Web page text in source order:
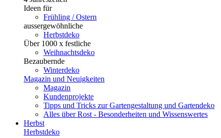
Ideen für
Frühling / Ostern
aussergewöhnliche
Herbstdeko
Über 1000 x festliche
Weihnachtsdeko
Bezaubernde
Winterdeko
Magazin und Neuigkeiten
Magazin
Kundenprojekte
Tipps und Tricks zur Gartengestaltung und Gartendeko
Alles über Rost - Besonderheiten und Wissenswertes
Herbst
Herbstdeko